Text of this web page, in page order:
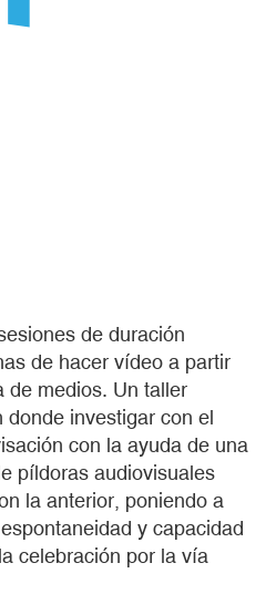
de duración
de hacer vídeo a partir
de medios. Un taller
donde investigar con el
con la ayuda de una
píldoras audiovisuales
la anterior, poniendo a
y capacidad
celebración por la vía